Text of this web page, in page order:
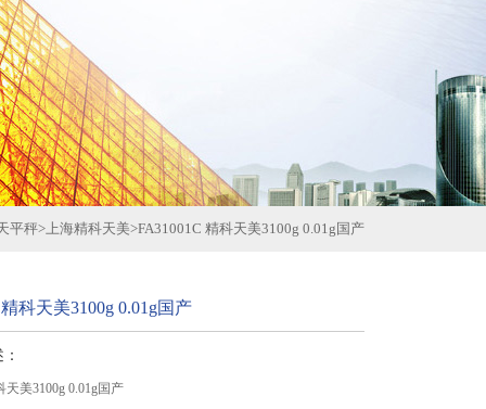
平秤>上海精科天美>FA31001C 精科天美3100g 0.01g国产
科天美3100g 0.01g国产
天美3100g 0.01g国产